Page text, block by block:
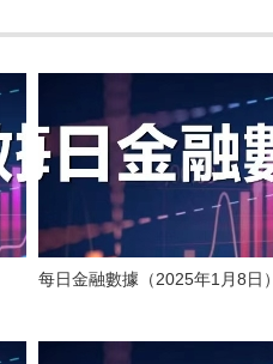
每日金融數據（2025年1月8日）